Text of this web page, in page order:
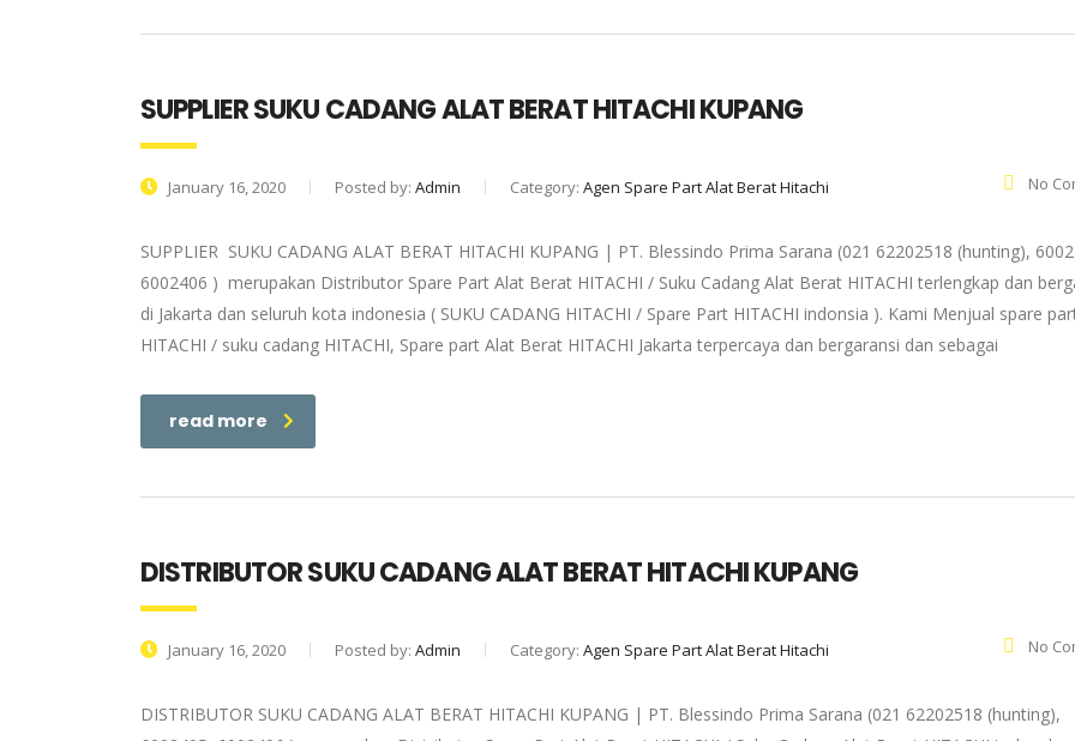
SUPPLIER SUKU CADANG ALAT BERAT HITACHI KUPANG
January 16, 2020 Posted by: Admin Category: Agen Spare Part Alat Berat Hitachi No
SUPPLIER SUKU CADANG ALAT BERAT HITACHI KUPANG | PT. Blessindo Prima Sarana (021 62202518 (hunting),
6002406 ) merupakan Distributor Spare Part Alat Berat HITACHI / Suku Cadang Alat Berat HITACHI terlengkap dan
di Jakarta dan seluruh kota indonesia ( SUKU CADANG HITACHI / Spare Part HITACHI indonsia ). Kami Menjual spare
HITACHI / suku cadang HITACHI, Spare part Alat Berat HITACHI Jakarta terpercaya dan bergaransi dan sebagai
read more
DISTRIBUTOR SUKU CADANG ALAT BERAT HITACHI KUPANG
January 16, 2020 Posted by: Admin Category: Agen Spare Part Alat Berat Hitachi No
DISTRIBUTOR SUKU CADANG ALAT BERAT HITACHI KUPANG | PT. Blessindo Prima Sarana (021 62202518 (hunting),